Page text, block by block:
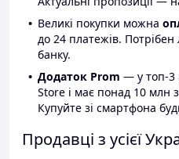
Великі покупки можна
до 24 платежів.
банку.
Додаток Prom — у топ-3
Store і має понад 10 млн
Купуйте зі смартфона
Продавці з усієї